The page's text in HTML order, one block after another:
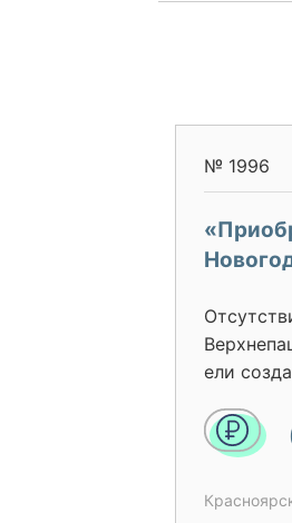
№ 1996
ели
также